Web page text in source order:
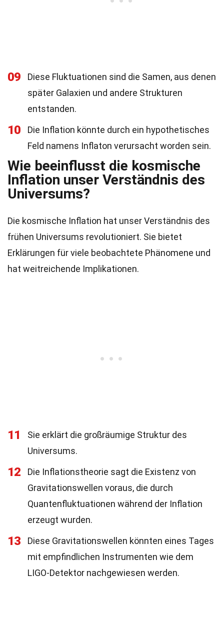
09
Diese Fluktuationen sind die Samen, aus denen
später Galaxien und andere Strukturen
entstanden.
10
Die Inflation könnte durch ein hypothetisches
Feld namens Inflaton verursacht worden sein.
Wie beeinflusst die kosmische
Inflation unser Verständnis des
Universums?
Die kosmische Inflation hat unser Verständnis des
frühen Universums revolutioniert. Sie bietet
Erklärungen für viele beobachtete Phänomene und
hat weitreichende Implikationen.
11
Sie erklärt die großräumige Struktur des
Universums.
12
Die Inflationstheorie sagt die Existenz von
Gravitationswellen voraus, die durch
Quantenfluktuationen während der Inflation
erzeugt wurden.
13
Diese Gravitationswellen könnten eines Tages
mit empfindlichen Instrumenten wie dem
LIGO-Detektor nachgewiesen werden.